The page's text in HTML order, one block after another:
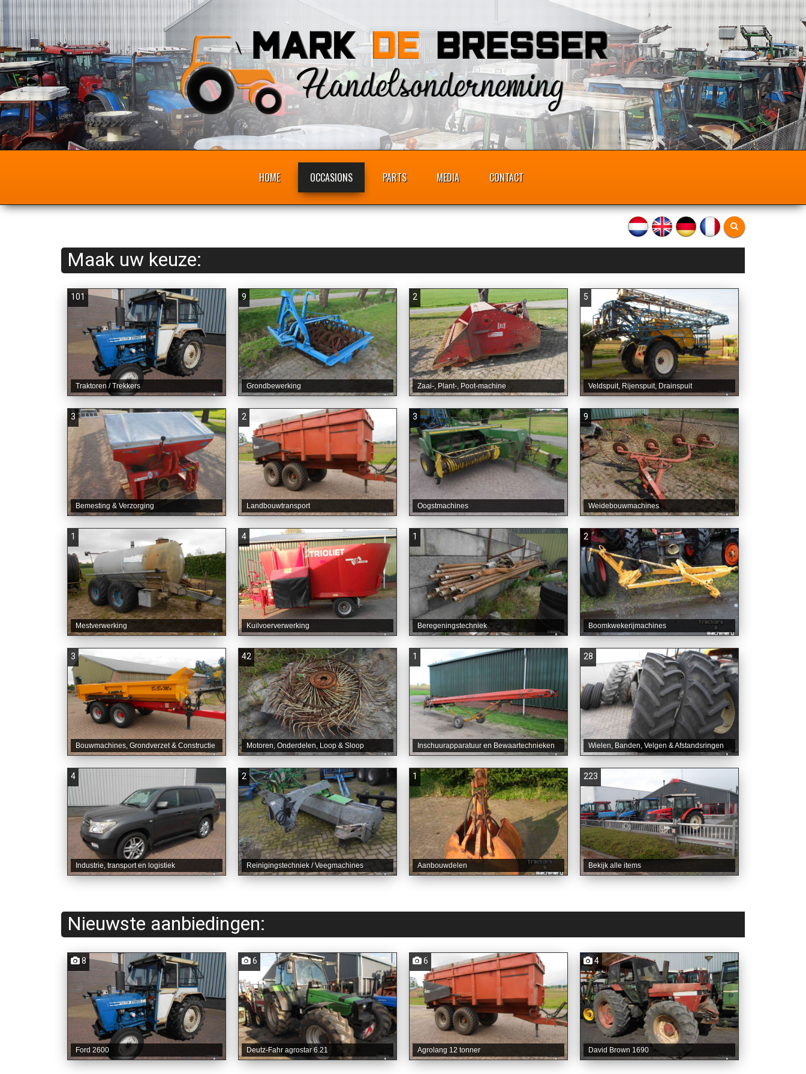
HOME OCCASIONS PARTS MEDIA CONTACT
Maak uw keuze:
101
Traktoren / Trekkers
9
Grondbewerking
2
Zaai-, Plant-, Poot-machine
5
Veldspuit, Rijenspuit, Drainspuit
3
Bemesting & Verzorging
2
Landbouwtransport
3
Oogstmachines
9
Weidebouwmachines
1
Mestverwerking
4
Kuilvoerverwerking
1
Beregeningstechniek
2
Boomkwekerijmachines
3
Bouwmachines, Grondverzet & Constructie
42
Motoren, Onderdelen, Loop & Sloop
1
Inschuurapparatuur en Bewaartechnieken
28
Wielen, Banden, Velgen & Afstandsringen
4
Industrie, transport en logistiek
2
Reinigingstechniek / Veegmachines
1
Aanbouwdelen
223
Bekijk alle items
Nieuwste aanbiedingen:
8
Ford 2600
6
Deutz-Fahr agrostar 6.21
6
Agrolang 12 tonner
4
David Brown 1690